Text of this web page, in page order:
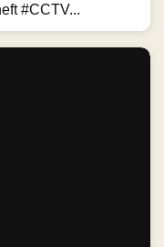
#CCTV...